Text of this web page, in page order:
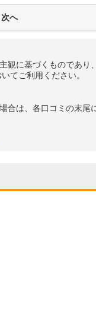
観に基づくものであり
てご利用ください。
合は、各口コミの末尾